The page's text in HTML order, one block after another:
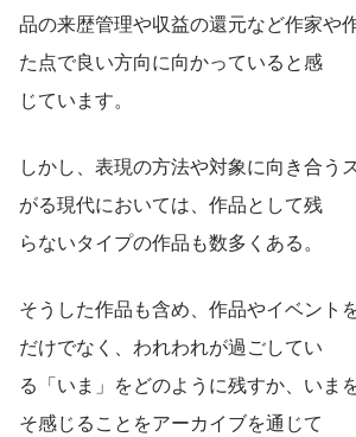
品の来歴管理や収益の還元など作家や
た点で良い方向に向かっていると感
じています。
しかし、表現の方法や対象に向き合う
がる現代においては、作品として残
らないタイプの作品も数多くある。
そうした作品も含め、作品やイベント
だけでなく、われわれが過ごしてい
る「いま」をどのように残すか、いま
そ感じることをアーカイブを通じて